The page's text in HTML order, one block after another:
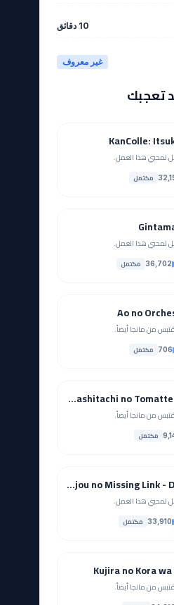
10 دقائق
غير معروف
تعجبك
KanColle:
لمحبي هذا العمل.
مكتمل
لمحبي هذا العمل.
36,702 مكتمل
Ao no
من مانجا أيضاً.
706 مكتمل
Mikakunin de Shinkoukei: Mite. Are ga Watashitachi no Tomatteiru Ryokan yo.
من مانجا أيضاً.
مكتمل
Steins;Gate: Kyoukaimenjou no Missing Link - Divide By Zero
لمحبي هذا العمل.
33,910 مكتمل
Kujira no Kora
من مانجا أيضاً.